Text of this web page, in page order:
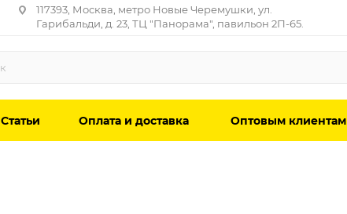
117393, Москва, метро Новые Черемушки, ул.
Гарибальди, д. 23, ТЦ "Панорама", павильон 2П-65.
Статьи Оплата и доставка Оптовым клиентам